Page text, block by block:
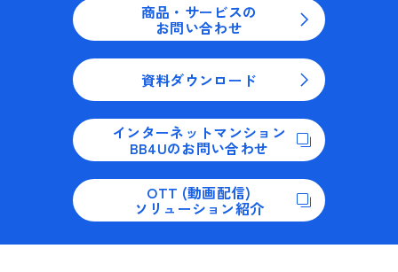
商品・サービスの
お問い合わせ
資料ダウンロード
インターネットマンション
BB4Uのお問い合わせ
OTT (動画配信)
ソリューション紹介